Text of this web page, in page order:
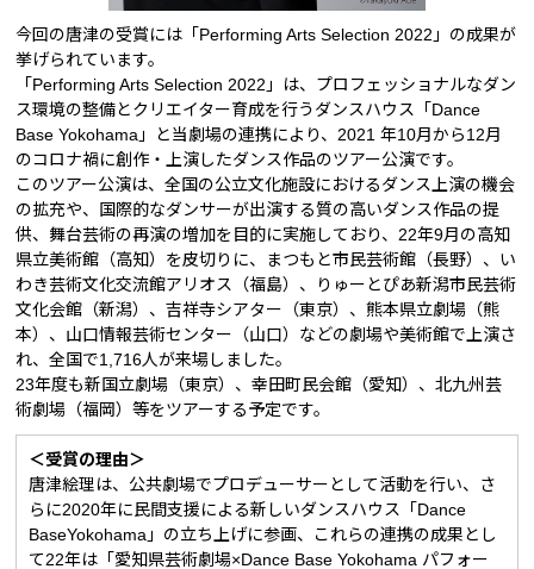
今回の唐津の受賞には「Performing Arts Selection 2022」の成果が
挙げられています。
「Performing Arts Selection 2022」は、プロフェッショナルなダン
ス環境の整備とクリエイター育成を行うダンスハウス「Dance
Base Yokohama」と当劇場の連携により、2021 年10月から12月
のコロナ禍に創作・上演したダンス作品のツアー公演です。
このツアー公演は、全国の公立文化施設におけるダンス上演の機会
の拡充や、国際的なダンサーが出演する質の高いダンス作品の提
供、舞台芸術の再演の増加を目的に実施しており、22年9月の高知
県立美術館（高知）を皮切りに、まつもと市民芸術館（長野）、い
わき芸術文化交流館アリオス（福島）、りゅーとぴあ新潟市民芸術
文化会館（新潟）、吉祥寺シアター（東京）、熊本県立劇場（熊
本）、山口情報芸術センター（山口）などの劇場や美術館で上演さ
れ、全国で1,716人が来場しました。
23年度も新国立劇場（東京）、幸田町民会館（愛知）、北九州芸
術劇場（福岡）等をツアーする予定です。
＜受賞の理由＞
唐津絵理は、公共劇場でプロデューサーとして活動を⾏い、さ
らに2020年に⺠間⽀援による新しいダンスハウス「Dance
BaseYokohama」の立ち上げに参画、これらの連携の成果とし
て22年は「愛知県芸術劇場×Dance Base Yokohama パフォー